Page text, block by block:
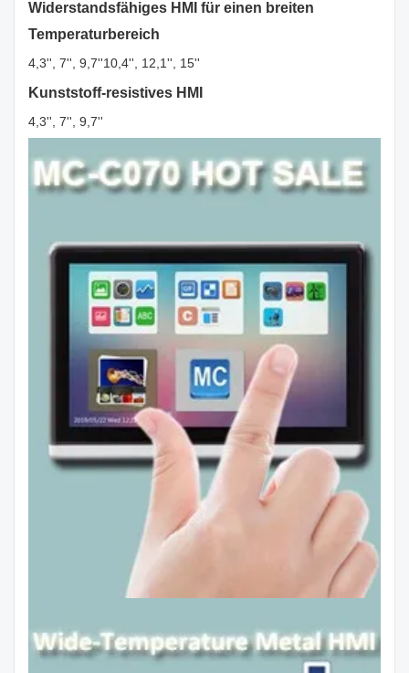
Widerstandsfähiges HMI für einen breiten
Temperaturbereich
4,3'', 7'', 9,7''10,4'', 12,1'', 15''
Kunststoff-resistives HMI
4,3'', 7'', 9,7''